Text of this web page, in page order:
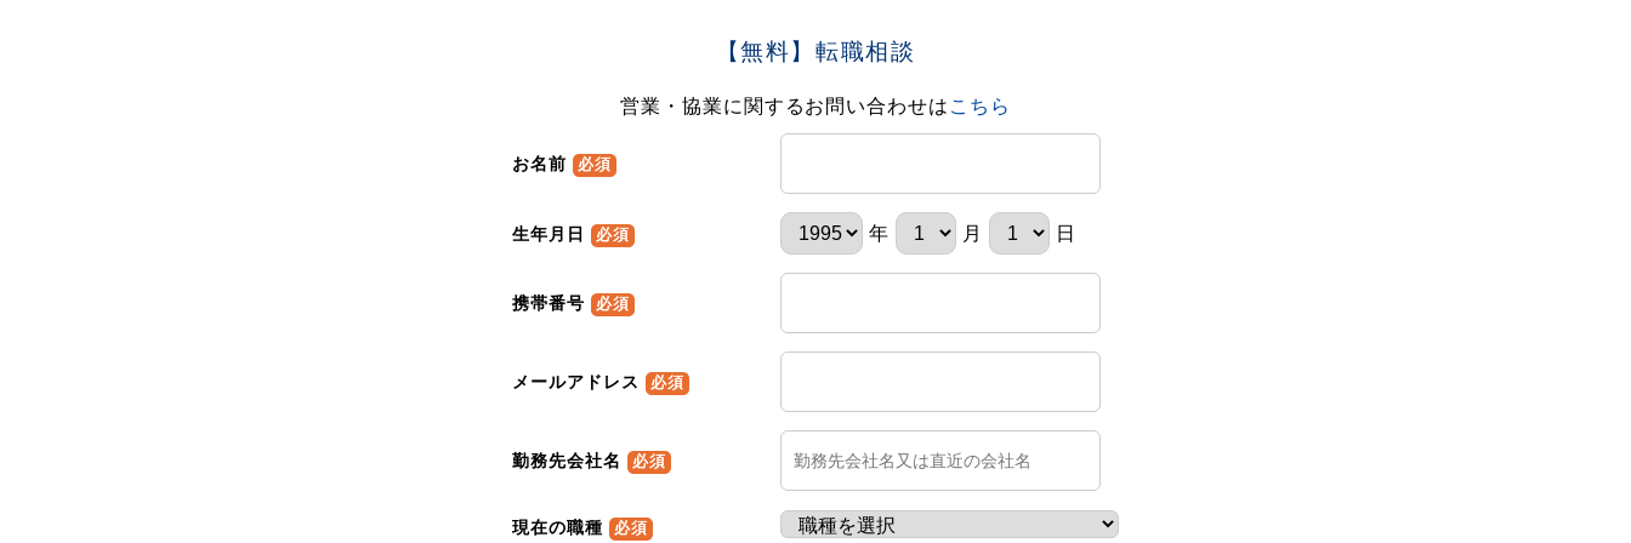
【無料】転職相談
営業・協業に関するお問い合わせは こちら
お名前 必須
生年月日 必須 年 月 日
携帯番号 必須
メールアドレス 必須
勤務先会社名 必須
現在の職種 必須